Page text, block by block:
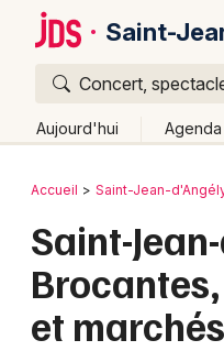
Concert,
Aujourd'hui Agenda
Publier un
Grands événements
Bordeaux
Colmar
Lille
Retour
Accueil Saint-Jean-
Saint-
et
Quoi ?
Où ?
Charente-Maritime (17)
Près de moi
Changer
Quand ?